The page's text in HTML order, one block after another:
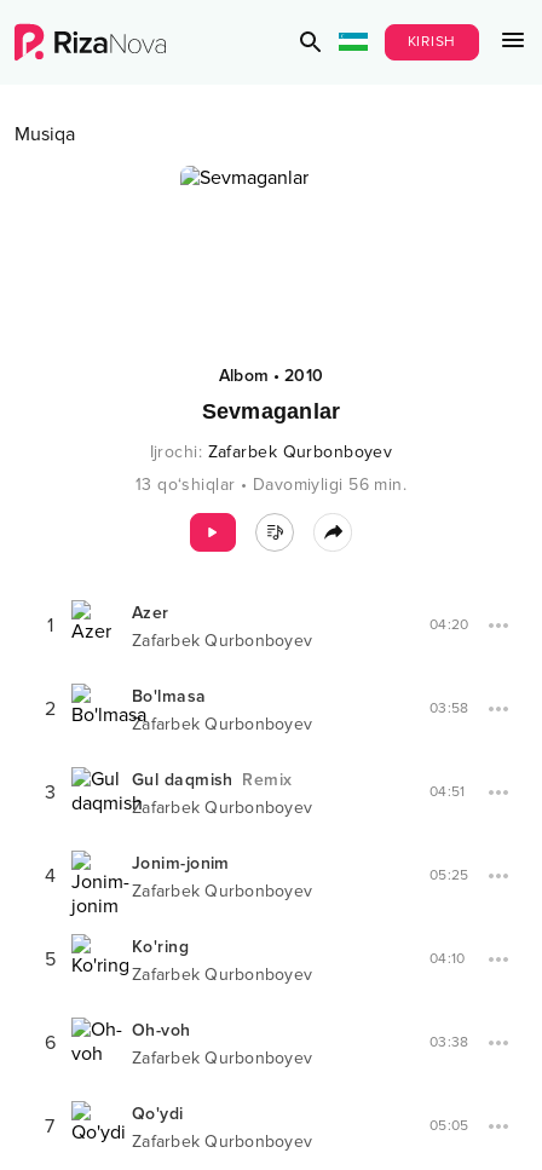
KIRISH
Musiqa
Albom •2010
Sevmaganlar
Ijrochi: Zafarbek Qurbonboyev
13 qo‘shiqlar • Davomiyligi 56 min.
1
Azer
Zafarbek Qurbonboyev
04:20
2
Bo'lmasa
Zafarbek Qurbonboyev
03:58
3 Gul daqmish Remix
Zafarbek Qurbonboyev
04:51
4
Jonim-jonim
Zafarbek Qurbonboyev
05:25
5
Ko'ring
Zafarbek Qurbonboyev
04:10
6
Oh-voh
Zafarbek Qurbonboyev
03:38
7
Qo'ydi
Zafarbek Qurbonboyev
05:05